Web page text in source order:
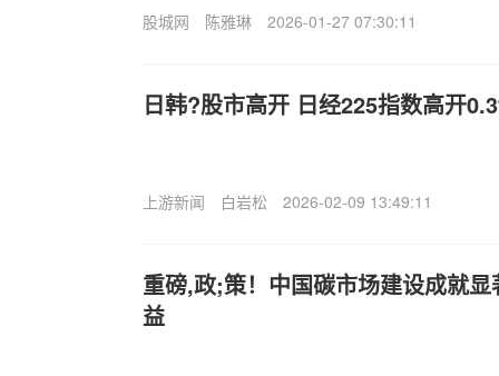
股城网 陈雅琳 2026-01-27 07:30:11
日韩?股市高开 日经225指数高开
上游新闻 白岩松 2026-02-09 13:49:11
重磅,政;策！中国碳市场建设成就
益